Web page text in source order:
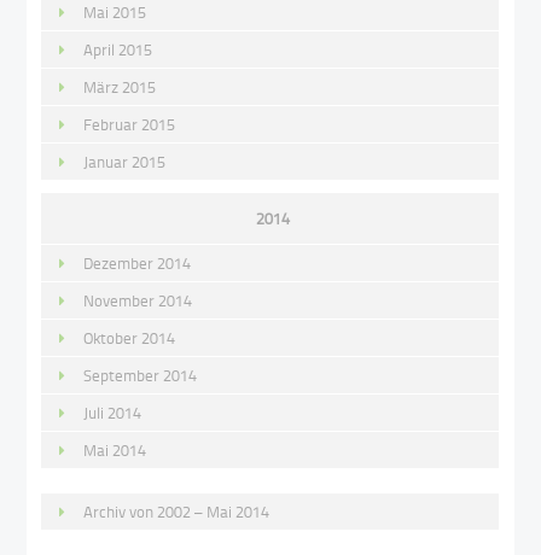
Mai 2015
April 2015
März 2015
Februar 2015
Januar 2015
2014
Dezember 2014
November 2014
Oktober 2014
September 2014
Juli 2014
Mai 2014
Archiv von 2002 – Mai 2014